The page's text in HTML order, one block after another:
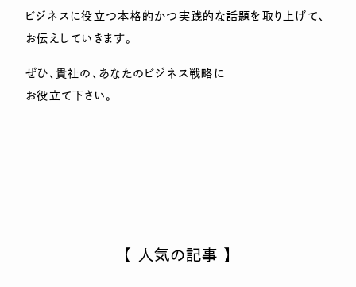
ビジネスに役立つ本格的かつ実践的な話題を取り上げて、
お伝えしていきます。
ぜひ、貴社の、あなたのビジネス戦略に
お役立て下さい。
【 人気の記事 】